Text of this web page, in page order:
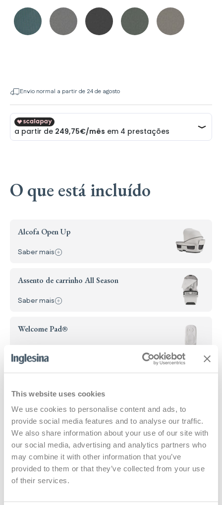
This website uses cookies
We use cookies to personalise content and ads, to
provide social media features and to analyse our traffic.
We also share information about your use of our site with
our social media, advertising and analytics partners who
may combine it with other information that you’ve
provided to them or that they’ve collected from your use
of their services.
Envio normal a partir de 24 de agosto
O que está incluído
Alcofa Open Up
Saber mais: Alcofa Open Up
Assento de carrinho All Season
Saber mais: Assento de carrinho All Season
Welcome Pad®
Saber mais: Stand Up
Chassis
Cesto porta objetos
Dimensões e pesos